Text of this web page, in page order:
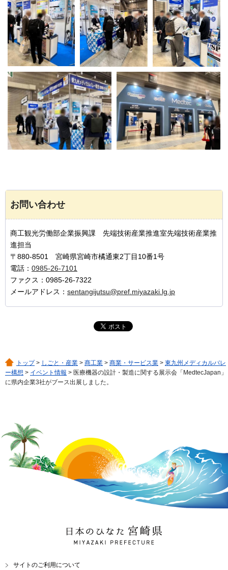
お問い合わせ
商工観光労働部企業振興課 先端技術産業推進室先端技術産業推
進担当
〒880-8501 宮崎県宮崎市橘通東2丁目10番1号
電話： 0985-26-7101
ファクス：0985-26-7322
メールアドレス： sentangijutsu@pref.miyazaki.lg.jp
トップ> しごと・産業 > 商工業 > 商業・サービス業 > 東九州メディカルバレ
ー構想 > イベント情報 > 医療機器の設計・製造に関する展示会「MedtecJapan」
に県内企業3社がブース出展しました。
日本のひなた 宮崎県
MIYAZAKI PREFECTURE
サイトのご利用について